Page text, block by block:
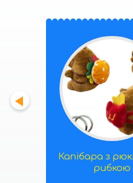
Капібара з
рибкою